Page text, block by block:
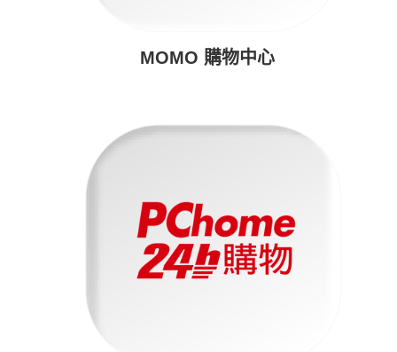
MOMO 購物中心